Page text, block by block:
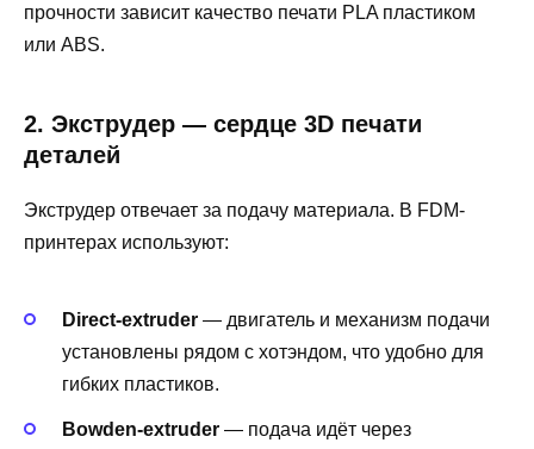
прочности зависит качество печати PLA пластиком
или ABS.
2. Экструдер — сердце 3D печати
деталей
Экструдер отвечает за подачу материала. В FDM-
принтерах используют:
Direct-extruder — двигатель и механизм подачи
установлены рядом с хотэндом, что удобно для
гибких пластиков.
Bowden-extruder — подача идёт через